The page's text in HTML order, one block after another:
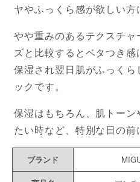
ヤやふっくら感が欲しい方
やや重みのあるテクスチ
ズと比較するとベタつき
保湿され翌日肌がふっく
ックです。
保湿はもちろん、肌トーン
たい時など、特別な日の前
ブランド